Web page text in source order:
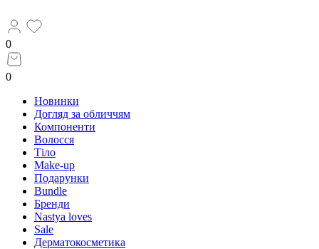
0
0
Новинки
Догляд за обличчям
Компоненти
Волосся
Тіло
Make-up
Подарунки
Bundle
Бренди
Nastya loves
Sale
Дерматокосметика